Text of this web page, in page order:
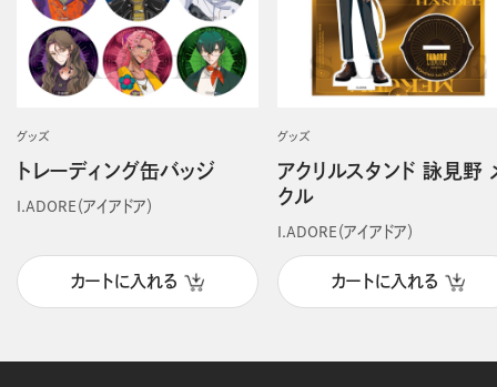
グッズ
トレーディング缶バッジ
I.ADORE（アイアドア）
カートに入れる
グッズ
アクリルスタンド 詠見野
クル
I.ADORE（アイアドア）
カートに入れる